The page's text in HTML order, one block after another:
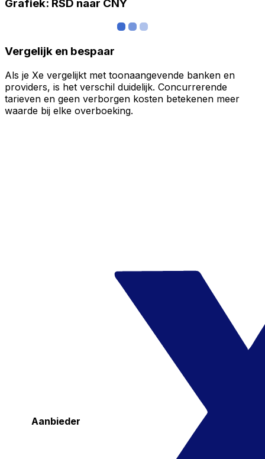
Grafiek: RSD naar CNY
Vergelijk en bespaar
Als je Xe vergelijkt met toonaangevende banken en
providers, is het verschil duidelijk. Concurrerende
tarieven en geen verborgen kosten betekenen meer
waarde bij elke overboeking.
Aanbieder